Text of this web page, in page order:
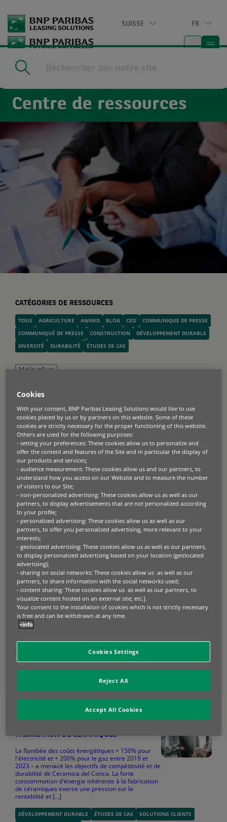
to
main
content
SUISSE FR
Home
Centre de ressources
CATÉGORIES DE RESSOURCES
TOUS AGRICULTURE AWARD BLOG CEO
COMMUNIQUE DE PRESSE
COMMUNIQUÉ DE PRESSE
CONSTRUCTION
DÉVELOPPEMENT DURABLE
DIVERSITÉ
DURABILITÉ ÉTUDES DE CAS
Voir plus
Dernières news
05.06.2024
FAVORISER LA DURABILITÉ ET L’ACCESSIBILITÉ DANS LE
COMMERCE DE DÉTAIL ALIMENTAIRE
Le groupe Conad a fait face à un défi de taille avec l‘escalade des
coûts de l'énergie en Italie, où les prix de l'électricité non-domestique
ont été les plus élevés parmi les pays de l'UE au premier semestre
2023. La forte hausse des prix de l'énergie a eu un effet
ÉTUDES DE CAS
FABRICATION DE CÉRAMIQUES
​La flambée des coûts énergétiques + 150% pour
l'électricité et + 200% pour le gaz entre 2019 et
2023 – a menacé les objectifs de compétitivité et de
durabilité de Ceramica del Conca. La forte
consommation d'énergie inhérente à la fabrication
de céramiques exerce une pression sur la
rentabilité et [...]
DÉVELOPPEMENT DURABLE ÉTUDES DE CAS
SOLUTIONS CLIENTS
Cookies
With your consent, BNP Paribas Leasing Solutions would like to use
cookies placed by us or by partners on this website. Some of these
cookies are strictly necessary for the proper functioning of this website.
Others are used for the following purposes:
- setting your preferences: These cookies allow us to personalize and
offer the content and features of the Site and in particular the display of
our products and services;
- audience measurement: These cookies allow us and our partners, to
understand how you access on our Website and to measure the number
of visitors to our Site;
- non-personalized advertising: These cookies allow us as well as our
partners, to display advertisements that are not personalized according
to your profile;
- personalized advertising: These cookies allow us as well as our
partners, to offer you personalized advertising, more relevant to your
interests;
- geolocated advertising: These cookies allow us as well as our partners,
to display personalized advertising based on your location (geolocated
advertising);
- sharing on social networks: These cookies allow us as well as our
partners, to share information with the social networks used;
- content sharing: These cookies allow us as well as our partners, to
visualize content hosted on an external site; etc.].
Your consent to the installation of cookies which is not strictly necessary
is free and can be withdrawn at any time.
+info
Cookies Settings
Reject All
Accept All Cookies